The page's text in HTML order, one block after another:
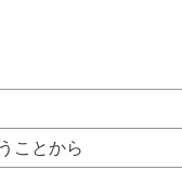
ことから